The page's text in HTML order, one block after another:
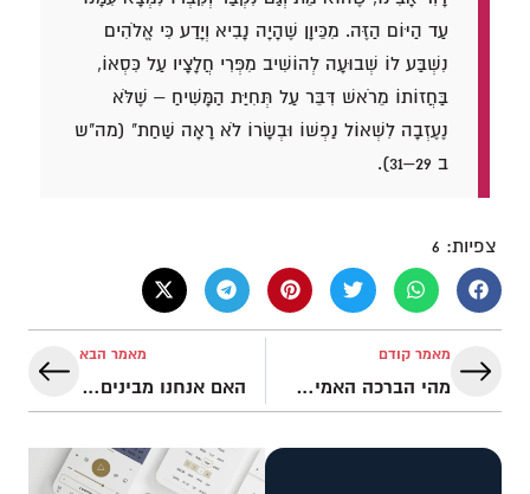
עַד הַיּוֹם הַזֶּה. מִכֵּיוָן שֶׁהָיָה נָבִיא וְיָדַע כִּי אֱלֹהִים
נִשְׁבַּע לוֹ שְׁבוּעָה לְהוֹשִׁיב מִפְּרִי חֲלָצָיו עַל כִּסְאוֹ,
בַּחֲזוֹתוֹ מֵרֹאשׁ דִּבֵּר עַל תְּחִיַּת הַמָּשִׁיחַ – שֶׁלֹּא
נֶעֶזְבָה לִשְׁאוֹל נַפְשׁוֹ וּבְשָׂרוֹ לֹא רָאָה שַׁחַת" (מה"ש
ב 29–31).
צפיות: 6
מאמר קודם
מהי הברכה האמיתית?
מאמר הבא
האם אנחנו מבינים את המחיר?